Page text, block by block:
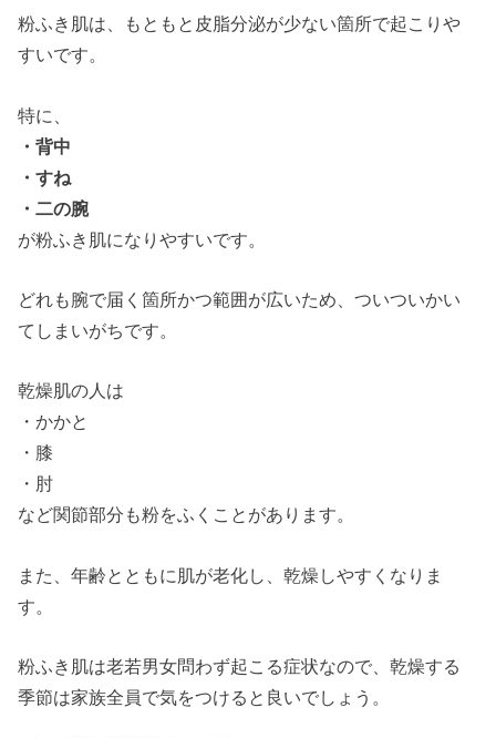
粉ふき肌は、もともと皮脂分泌が少ない箇所で起こりや
すいです。
特に、
・背中
・すね
・二の腕
が粉ふき肌になりやすいです。
どれも腕で届く箇所かつ範囲が広いため、ついついかい
てしまいがちです。
乾燥肌の人は
・かかと
・膝
・肘
など関節部分も粉をふくことがあります。
また、年齢とともに肌が老化し、乾燥しやすくなりま
す。
粉ふき肌は老若男女問わず起こる症状なので、乾燥する
季節は家族全員で気をつけると良いでしょう。